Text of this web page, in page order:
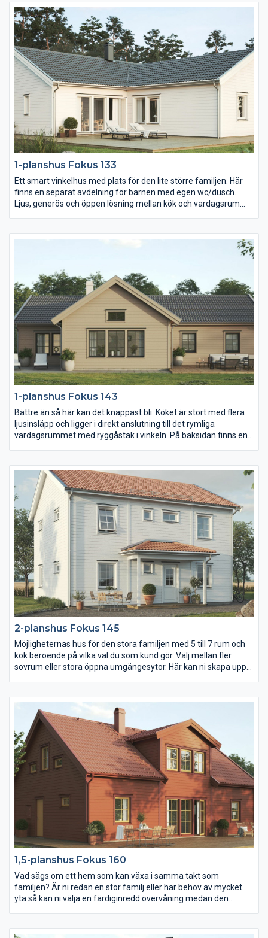
ni köa till badrummet på morgnarna.
1-planshus Fokus 133
Ett smart vinkelhus med plats för den lite större familjen. Här
finns en separat avdelning för barnen med egen wc/dusch.
Ljus, generös och öppen lösning mellan kök och vardagsrum
1-planshus Fokus 143
Bättre än så här kan det knappast bli. Köket är stort med flera
ljusinsläpp och ligger i direkt anslutning till det rymliga
vardagsrummet med ryggåstak i vinkeln. På baksidan finns en
i närheten av tvättstugan så kan ni skapa en känsla av ett U-
hus. Fundera på hur ni vill att solen ska flöda in i både hus och
över uteplats.
2-planshus Fokus 145
Möjligheternas hus för den stora familjen med 5 till 7 rum och
kök beroende på vilka val du som kund gör. Välj mellan fler
sovrum eller stora öppna umgängesytor. Här kan ni skapa upp
1,5-planshus Fokus 160
Vad sägs om ett hem som kan växa i samma takt som
familjen? Är ni redan en stor familj eller har behov av mycket
yta så kan ni välja en färdiginredd övervåning medan den
ser man rakt genom hall och vardagsrum till baksidan. I köket